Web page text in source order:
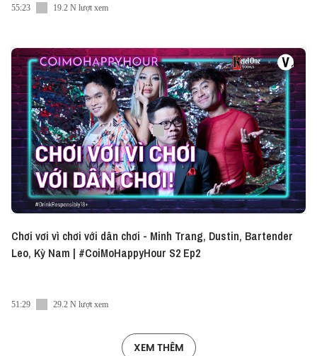
55:23 19.2 N lượt xem
Chơi vơi vì chơi với dân chơi - Minh Trang, Dustin, Bartender
Leo, Kỳ Nam | #CoiMoHappyHour S2 Ep2
51:29 29.2 N lượt xem
XEM THÊM